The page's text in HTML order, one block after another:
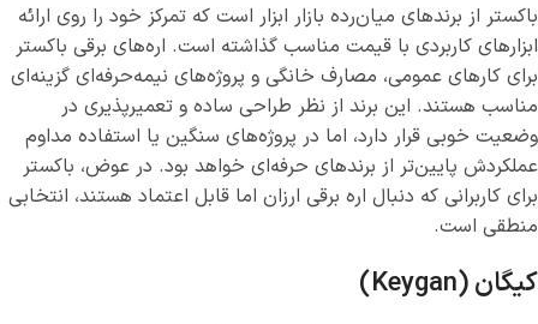
باکستر از برندهای میان‌رده بازار ابزار است که تمرکز خود را روی ارائه
ابزارهای کاربردی با قیمت مناسب گذاشته است. اره‌های برقی باکستر
برای کارهای عمومی، مصارف خانگی و پروژه‌های نیمه‌حرفه‌ای گزینه‌ای
مناسب هستند. این برند از نظر طراحی ساده و تعمیرپذیری در
وضعیت خوبی قرار دارد، اما در پروژه‌های سنگین یا استفاده مداوم
عملکردش پایین‌تر از برندهای حرفه‌ای خواهد بود. در عوض، باکستر
برای کاربرانی که دنبال اره برقی ارزان اما قابل اعتماد هستند، انتخابی
منطقی است.
کیگان (Keygan)